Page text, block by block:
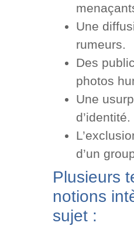
Une
rumeurs.
Des
photos
Une
d’identité.
d’un
Plusieurs
notions
sujet :